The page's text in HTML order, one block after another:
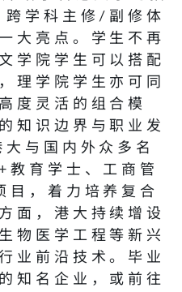
跨学科主修/副修体
大亮点。学生不再
学院学生可以搭配
理学院学生亦可同
度灵活的组合模
知识边界与职业发
与国内外众多名
教育学士、工商管
目，着力培养复合
面，港大持续增设
物医学工程等新兴
业前沿技术。毕业
知名企业，或前往